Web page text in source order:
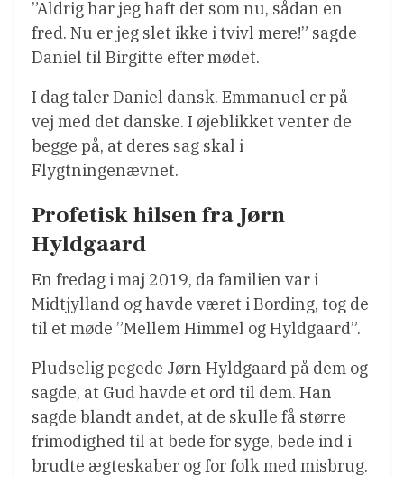
”Aldrig har jeg haft det som nu, sådan en
fred. Nu er jeg slet ikke i tvivl mere!” sagde
Daniel til Birgitte efter mødet.
I dag taler Daniel dansk. Emmanuel er på
vej med det danske. I øjeblikket venter de
begge på, at deres sag skal i
Flygtningenævnet.
Profetisk hilsen fra Jørn
Hyldgaard
En fredag i maj 2019, da familien var i
Midtjylland og havde været i Bording, tog de
til et møde ”Mellem Himmel og Hyldgaard”.
Pludselig pegede Jørn Hyldgaard på dem og
sagde, at Gud havde et ord til dem. Han
sagde blandt andet, at de skulle få større
frimodighed til at bede for syge, bede ind i
brudte ægteskaber og for folk med misbrug.